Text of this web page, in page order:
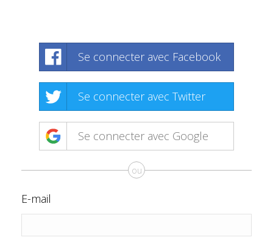
Se connecter avec Facebook
Se connecter avec Twitter
Se connecter avec Google
ou
E-mail